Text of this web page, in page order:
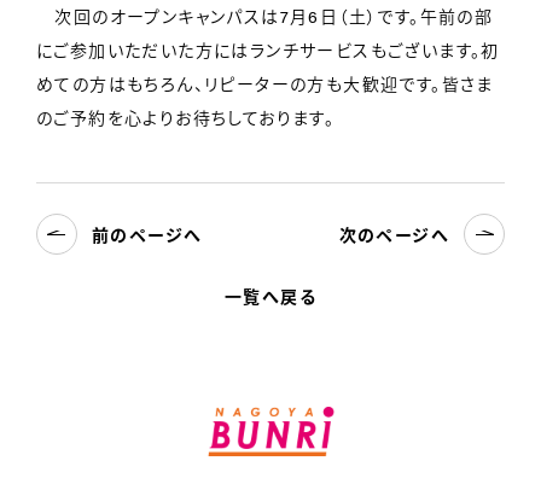
次回のオープンキャンパスは7月6日（土）です。午前の部
にご参加いただいた方にはランチサービスもございます。初
めての方はもちろん、リピーターの方も大歓迎です。皆さま
のご予約を心よりお待ちしております。
一覧へ戻る
前のページへ 次のページへ